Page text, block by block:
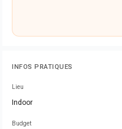
INFOS PRATIQUES
Lieu
Indoor
Budget